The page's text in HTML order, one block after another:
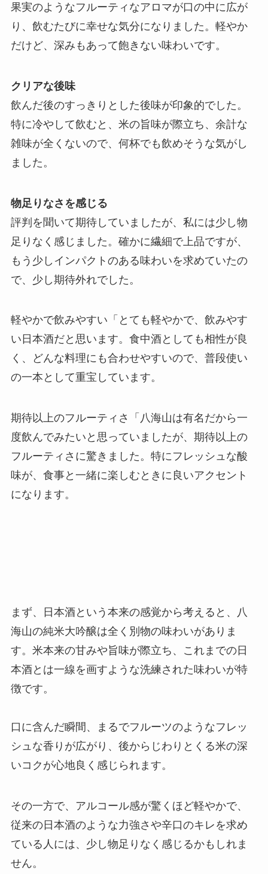
果実のようなフルーティなアロマが口の中に広が
り、飲むたびに幸せな気分になりました。軽やか
だけど、深みもあって飽きない味わいです。
クリアな後味
飲んだ後のすっきりとした後味が印象的でした。
特に冷やして飲むと、米の旨味が際立ち、余計な
雑味が全くないので、何杯でも飲めそうな気がし
ました。
物足りなさを感じる
評判を聞いて期待していましたが、私には少し物
足りなく感じました。確かに繊細で上品ですが、
もう少しインパクトのある味わいを求めていたの
で、少し期待外れでした。
軽やかで飲みやすい「とても軽やかで、飲みやす
い日本酒だと思います。食中酒としても相性が良
く、どんな料理にも合わせやすいので、普段使い
の一本として重宝しています。
期待以上のフルーティさ「八海山は有名だから一
度飲んでみたいと思っていましたが、期待以上の
フルーティさに驚きました。特にフレッシュな酸
味が、食事と一緒に楽しむときに良いアクセント
になります。
まず、日本酒という本来の感覚から考えると、八
海山の純米大吟醸は全く別物の味わいがありま
す。米本来の甘みや旨味が際立ち、これまでの日
本酒とは一線を画すような洗練された味わいが特
徴です。
口に含んだ瞬間、まるでフルーツのようなフレッ
シュな香りが広がり、後からじわりとくる米の深
いコクが心地良く感じられます。
その一方で、アルコール感が驚くほど軽やかで、
従来の日本酒のような力強さや辛口のキレを求め
ている人には、少し物足りなく感じるかもしれま
せん。